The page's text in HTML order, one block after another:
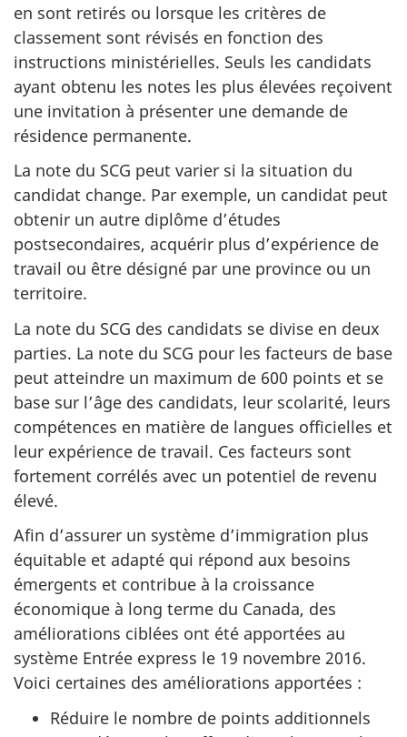
en sont retirés ou lorsque les critères de
classement sont révisés en fonction des
instructions ministérielles. Seuls les candidats
ayant obtenu les notes les plus élevées reçoivent
une invitation à présenter une demande de
résidence permanente.
La note du SCG peut varier si la situation du
candidat change. Par exemple, un candidat peut
obtenir un autre diplôme d’études
postsecondaires, acquérir plus d’expérience de
travail ou être désigné par une province ou un
territoire.
La note du SCG des candidats se divise en deux
parties. La note du SCG pour les facteurs de base
peut atteindre un maximum de 600 points et se
base sur l’âge des candidats, leur scolarité, leurs
compétences en matière de langues officielles et
leur expérience de travail. Ces facteurs sont
fortement corrélés avec un potentiel de revenu
élevé.
Afin d’assurer un système d’immigration plus
équitable et adapté qui répond aux besoins
émergents et contribue à la croissance
économique à long terme du Canada, des
améliorations ciblées ont été apportées au
système Entrée express le 19 novembre 2016.
Voici certaines des améliorations apportées :
Réduire le nombre de points additionnels